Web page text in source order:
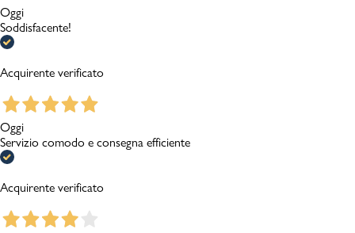
Oggi
Soddisfacente!
Acquirente verificato
Oggi
Servizio comodo e consegna efficiente
Acquirente verificato